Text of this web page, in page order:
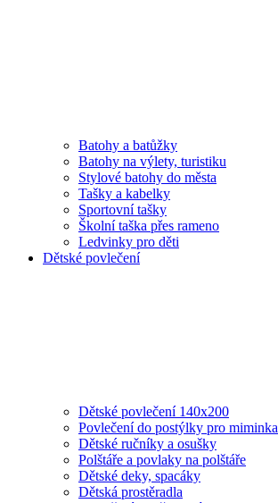
Batohy a batůžky
Batohy na výlety, turistiku
Stylové batohy do města
Tašky a kabelky
Sportovní tašky
Školní taška přes rameno
Ledvinky pro děti
Dětské povlečení
Dětské povlečení 140x200
Povlečení do postýlky pro miminka
Dětské ručníky a osušky
Polštáře a povlaky na polštáře
Dětské deky, spacáky
Dětská prostěradla